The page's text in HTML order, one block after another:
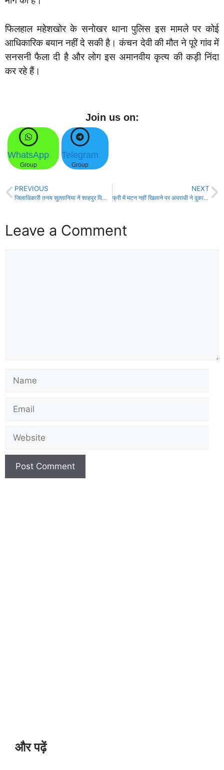
फिलहाल महेशखोर के सनोखर थाना पुलिस इस मामले पर कोई
आधिकारिक बयान नहीं दे सकी है। कंचन देवी की मौत ने पूरे गांव में
सनसनी फैला दी है और लोग इस अमानवीय कृत्य की कड़ी निंदा
कर रहे हैं।
Join us on:
WhatsApp
Group
Telegram
Group
PREVIOUS
जिलाधिकारी तनय सुल्तानिया ने शाहपुर विधानसभा क्षेत्र का किया निरीक्षण!
NEXT
फ्री में मटन नहीं खिलाने पर अपराधी ने दुकानदार को चाकू मार कर गंभीर रूप से कर दिया जख़्मी!
Leave a Comment
और पढ़ें